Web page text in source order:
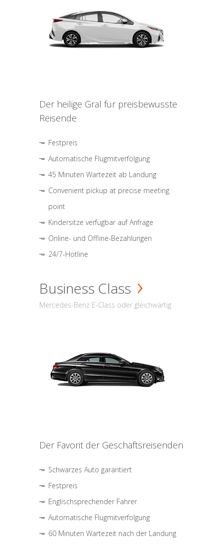
Der heilige Gral für preisbewusste
Reisende
Festpreis
Automatische Flugmitverfolgung
45 Minuten Wartezeit ab Landung
Convenient pickup at precise meeting
point
Kindersitze verfügbar auf Anfrage
Online- und Offline-Bezahlungen
24/7-Hotline
Business Class
Mercedes-Benz E-Class oder gleichwärtig
Der Favorit der Geschäftsreisenden
Schwarzes Auto garantiert
Festpreis
Englischsprechender Fahrer
Automatische Flugmitverfolgung
60 Minuten Wartezeit nach der Landung